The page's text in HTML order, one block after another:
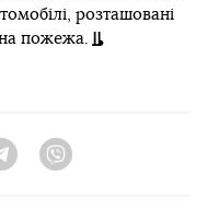
розташовані
пожежа.
Telegram